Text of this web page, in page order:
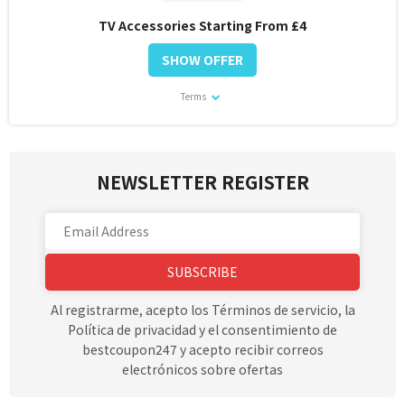
TV Accessories Starting From £4
Terms
SHOW OFFER
NEWSLETTER REGISTER
SUBSCRIBE
Al registrarme, acepto los Términos de servicio, la
Política de privacidad y el consentimiento de
bestcoupon247 y acepto recibir correos
electrónicos sobre ofertas